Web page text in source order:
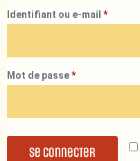
Identifiant ou e-mail *
Mot de passe*
Se connecter